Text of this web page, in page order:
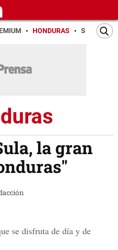
HONDURAS SAN PEDRO
la gran
se disfruta de día y de